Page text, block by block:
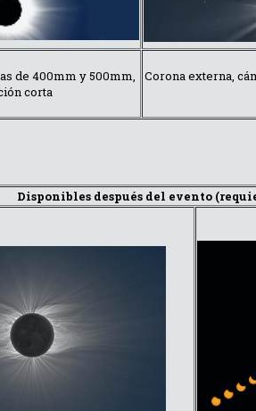
de 400mm y 500mm,
corta
Corona externa,
Disponibles después del evento